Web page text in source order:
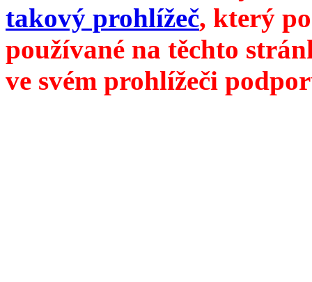
takový prohlížeč, který
používané na těchto
ve svém prohlížeči